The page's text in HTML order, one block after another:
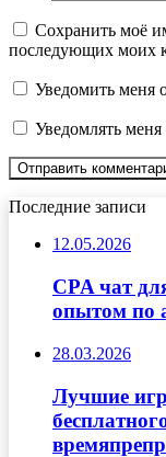
Сохранить моё
последующих моих
Уведомить меня
Уведомлять
Последние записи
12.05.2026
CPA чат
опытом по
28.03.2026
Лучшие